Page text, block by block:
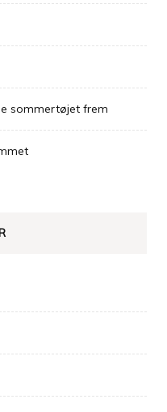
sommertøjet frem